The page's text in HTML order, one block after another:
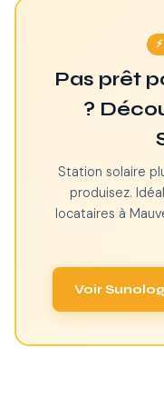
Pas prêt
?
Station solaire
produisez.
locataires à
Voir